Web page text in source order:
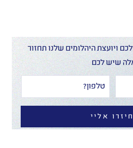
ויועצת היהלומים שלנו תחזור
שיש לכם
חיזרו אליי